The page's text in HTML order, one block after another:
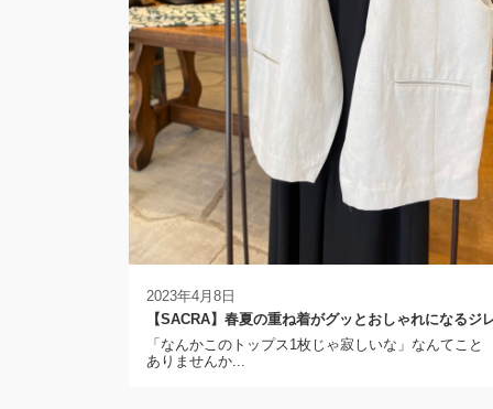
2023年4月8日
【SACRA】春夏の重ね着がグッとおしゃれになるジ
「なんかこのトップス1枚じゃ寂しいな」なんてこと
ありませんか...